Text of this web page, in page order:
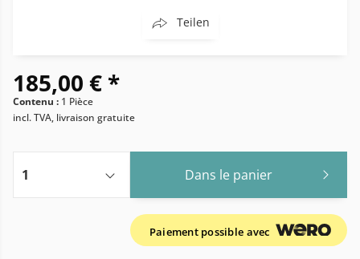
Teilen
185,00 € *
Contenu : 1 Pièce
incl. TVA, livraison gratuite
Dans le panier
Paiement possible avec